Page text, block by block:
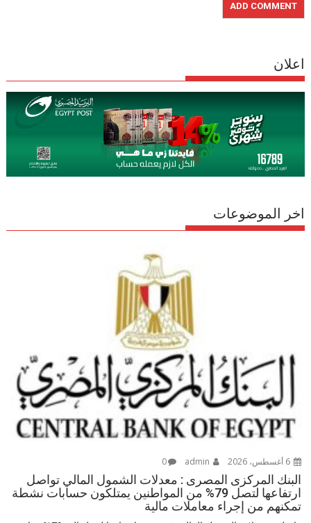
اعلان
اخر الموضوعات
6 أغسطس، 2026 0
البنك المركزى المصرى : معدلات الشمول المالي تواصل
ارتفاعها لتصل 79% من المواطنين يمتلكون حسابات نشطة
تمكنهم من إجراء معاملات مالية